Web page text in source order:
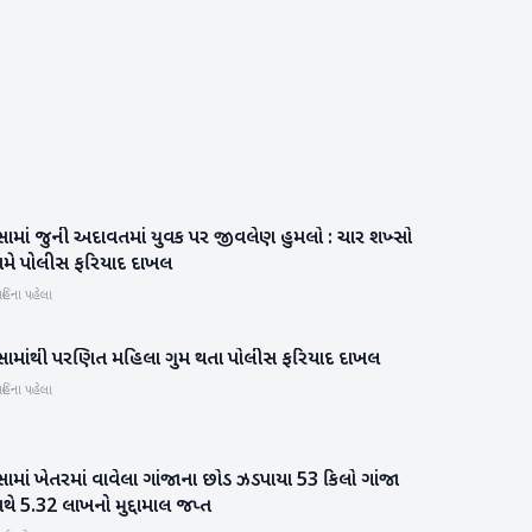
બનાસકાંઠાજુની અદાવતમાં યુવક પર જીવલેણ હુમલો : ચાર શખ્સો
પોલીસ ફરિયાદ દાખલ
પહેલા
બનાસકાંઠા પરણિત મહિલા ગુમ થતા પોલીસ ફરિયાદ દાખલ
પહેલા
બનાસકાંઠાખેતરમાં વાવેલા ગાંજાના છોડ ઝડપાયા 53 કિલો ગાંજા
5.32 લાખનો મુદ્દામાલ જપ્ત